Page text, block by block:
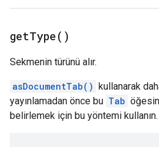
getType( )
Sekmenin türünü alır.
asDocumentTab() kullanarak
yayınlamadan önce bu Tab
belirlemek için bu yöntemi kullanın.